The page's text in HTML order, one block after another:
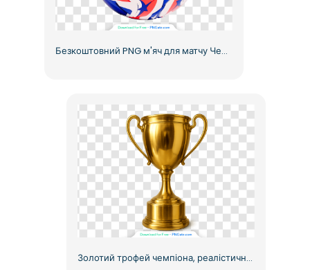
Безкоштовний PNG м'яч для матчу Чемпіонату світу з футболу 2025 року
Золотий трофей чемпіона, реалістичний кубок, виділений золотом, безкоштовний PNG